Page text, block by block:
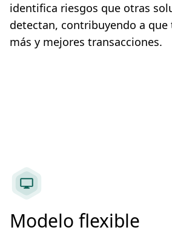
identifica riesgos que otras
detectan, contribuyendo a
más y mejores transacciones.
Modelo flexible